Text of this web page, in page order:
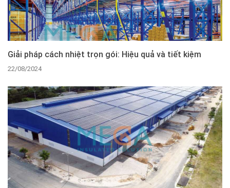
Giải pháp cách nhiệt trọn gói: Hiệu quả và tiết kiệm
22/08/2024